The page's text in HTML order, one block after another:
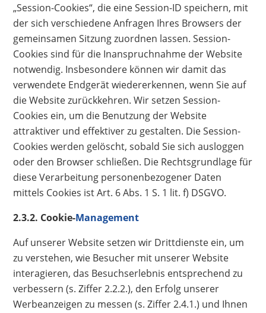
„Session-Cookies“, die eine Session-ID speichern, mit
der sich verschiedene Anfragen Ihres Browsers der
gemeinsamen Sitzung zuordnen lassen. Session-
Cookies sind für die Inanspruchnahme der Website
notwendig. Insbesondere können wir damit das
verwendete Endgerät wiedererkennen, wenn Sie auf
die Website zurückkehren. Wir setzen Session-
Cookies ein, um die Benutzung der Website
attraktiver und effektiver zu gestalten. Die Session-
Cookies werden gelöscht, sobald Sie sich ausloggen
oder den Browser schließen. Die Rechtsgrundlage für
diese Verarbeitung personenbezogener Daten
mittels Cookies ist Art. 6 Abs. 1 S. 1 lit. f) DSGVO.
2.3.2. Cookie-Management
Auf unserer Website setzen wir Drittdienste ein, um
zu verstehen, wie Besucher mit unserer Website
interagieren, das Besuchserlebnis entsprechend zu
verbessern (s. Ziffer 2.2.2.), den Erfolg unserer
Werbeanzeigen zu messen (s. Ziffer 2.4.1.) und Ihnen